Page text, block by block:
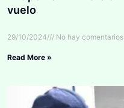
vuelo
29/10/2024 No hay comentarios
Read More »